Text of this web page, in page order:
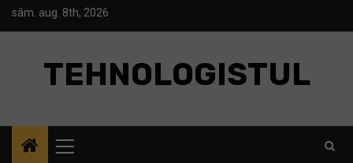
Skipsâm. aug. 8th, 2026
TEHNOLOGISTUL
Menu